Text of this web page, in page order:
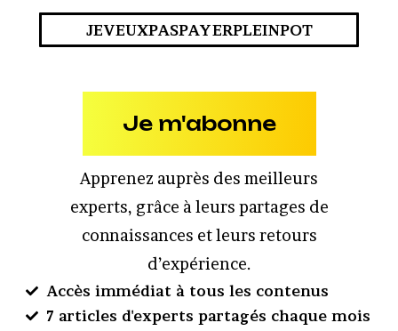
JEVEUXPASPAYERPLEINPOT
Je m'abonne
Apprenez auprès des meilleurs
experts, grâce à leurs partages de
connaissances et leurs retours
d’expérience.
Accès immédiat à tous les contenus
7 articles d'experts partagés chaque mois